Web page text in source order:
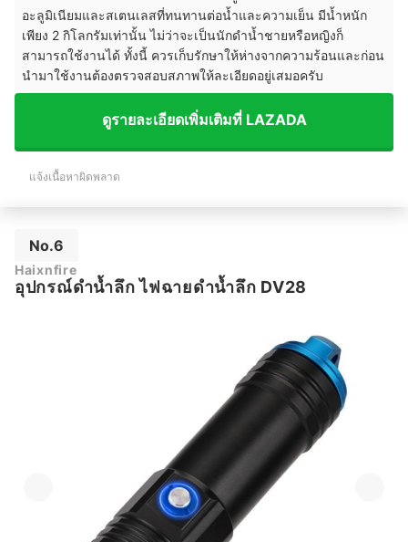
อะลูมิเนียมและสเตนเลสที่ทนทานต่อน้ำและความเย็น มีน้ำหนัก
เพียง 2 กิโลกรัมเท่านั้น ไม่ว่าจะเป็นนักดำน้ำชายหรือหญิงก็
สามารถใช้งานได้ ทั้งนี้ ควรเก็บรักษาให้ห่างจากความร้อนและก่อน
นำมาใช้งานต้องตรวจสอบสภาพให้ละเอียดอยู่เสมอครับ
ดูรายละเอียดเพิ่มเติมที่ LAZADA
แจ้งเนื้อหาผิดพลาด
No.6
Haixnfire
อุปกรณ์ดำน้ำลึก ไฟฉายดําน้ำลึก DV28